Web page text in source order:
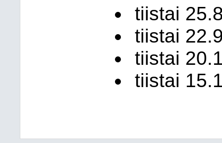
tiistai
tiistai
tiistai
tiistai